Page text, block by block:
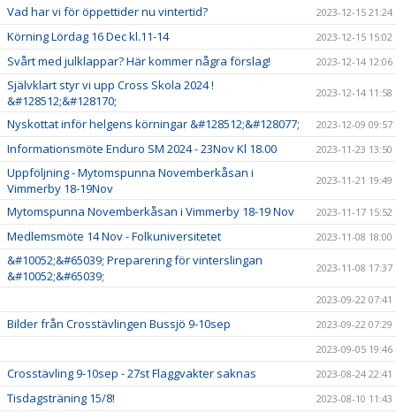
Vad har vi för öppettider nu vintertid? 2023-12-15 21:24
Körning Lördag 16 Dec kl.11-14 2023-12-15 15:02
Svårt med julklappar? Här kommer några förslag! 2023-12-14 12:06
Självklart styr vi upp Cross Skola 2024 !
&#128512;&#128170;
2023-12-14 11:58
Nyskottat inför helgens körningar &#128512;&#128077; 2023-12-09 09:57
Informationsmöte Enduro SM 2024 - 23Nov Kl 18.00 2023-11-23 13:50
Uppföljning - Mytomspunna Novemberkåsan i
Vimmerby 18-19Nov
2023-11-21 19:49
Mytomspunna Novemberkåsan i Vimmerby 18-19 Nov 2023-11-17 15:52
Medlemsmöte 14 Nov - Folkuniversitetet 2023-11-08 18:00
&#10052;&#65039; Preparering för vinterslingan
&#10052;&#65039;
2023-11-08 17:37
2023-09-22 07:41
Bilder från Crosstävlingen Bussjö 9-10sep
2023-09-22 07:29
2023-09-05 19:46
Crosstävling 9-10sep - 27st Flaggvakter saknas 2023-08-24 22:41
Tisdagsträning 15/8! 2023-08-10 11:43